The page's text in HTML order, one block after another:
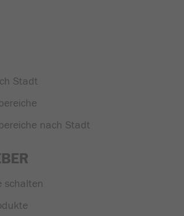
Stadt
nach Stadt
schalten